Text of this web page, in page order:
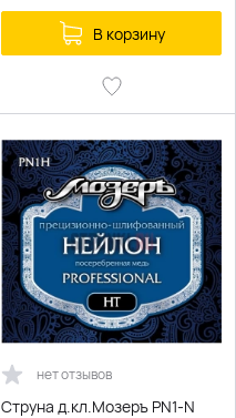
В корзину
нет отзывов
Струна д.кл.Мозеръ PN1-N